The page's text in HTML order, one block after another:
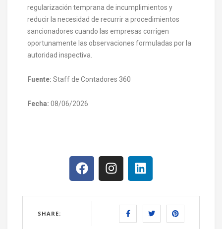
regularización temprana de incumplimientos y
reducir la necesidad de recurrir a procedimientos
sancionadores cuando las empresas corrigen
oportunamente las observaciones formuladas por la
autoridad inspectiva.
Fuente: Staff de Contadores 360
Fecha: 08/06/2026
SHARE: